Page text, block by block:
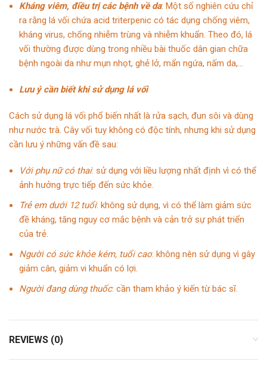
Kháng viêm, điều trị các bệnh về da: Một số nghiên cứu chỉ
ra rằng lá vối chứa acid triterpenic có tác dụng chống viêm,
kháng virus, chống nhiễm trùng và nhiễm khuẩn. Theo đó, lá
vối thường được dùng trong nhiều bài thuốc dân gian chữa
bệnh ngoài da như mụn nhọt, ghẻ lở, mẩn ngứa, nấm da,…
Lưu ý cần biết khi sử dụng lá vối
Cách sử dụng lá vối phổ biến nhất là rửa sạch, đun sôi và dùng
như nước trà. Cây vối tuy không có độc tính, nhưng khi sử dụng
cần lưu ý những vấn đề sau:
Với phụ nữ có thai: sử dụng với liều lượng nhất định vì có thể
ảnh hưởng trực tiếp đến sức khỏe.
Trẻ em dưới 12 tuổi: không sử dụng, vì có thể làm giảm sức
đề kháng, tăng nguy cơ mắc bệnh và cản trở sự phát triển
của trẻ.
Người có sức khỏe kém, tuổi cao: không nên sử dụng vì gây
giảm cân, giảm vi khuẩn có lợi.
Người đang dùng thuốc: cần tham khảo ý kiến từ bác sĩ.
REVIEWS (0)